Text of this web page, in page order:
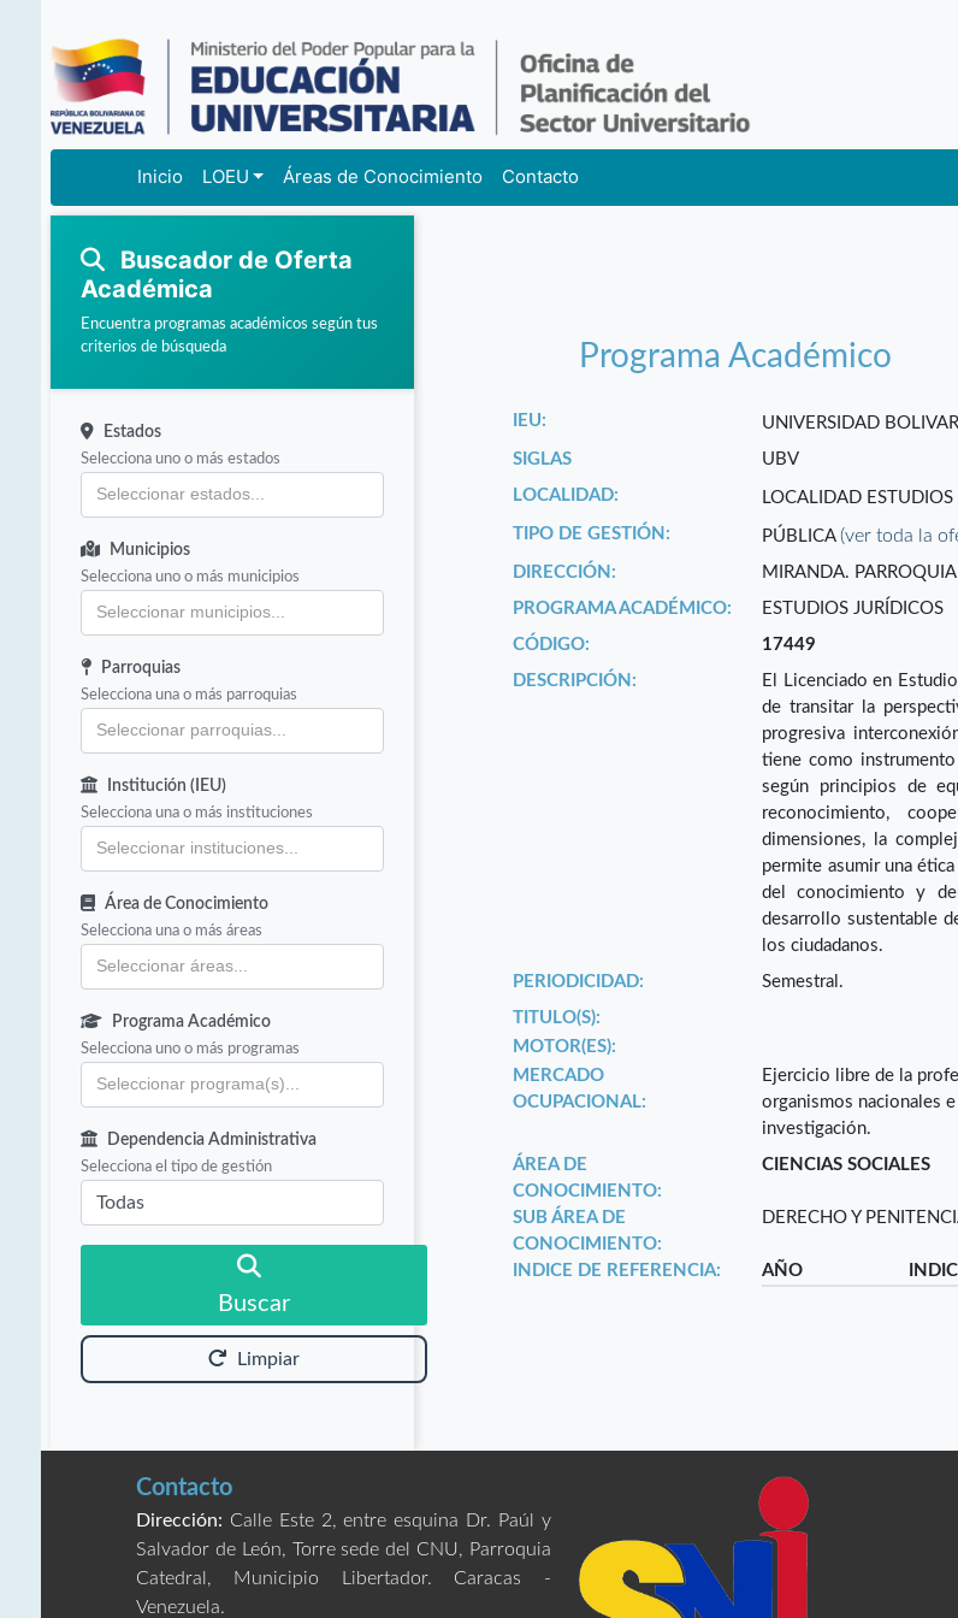
Inicio LOEU Áreas de Conocimiento Contacto
Buscador de Oferta
Académica
Encuentra programas académicos según tus
criterios de búsqueda
Estados
Selecciona uno o más estados
Municipios
Selecciona uno o más municipios
Parroquias
Selecciona una o más parroquias
Institución (IEU)
Selecciona una o más instituciones
Área de Conocimiento
Selecciona una o más áreas
Programa Académico
Selecciona uno o más programas
Dependencia Administrativa
Selecciona el tipo de gestión
Buscar
Limpiar
Programa Académico
IEU: UNIVERSIDAD
SIGLAS
UBV
LOCALIDAD:
LOCALIDAD
TIPO DE GESTIÓN: PÚBLICA(ver toda la
DIRECCIÓN:
MIRANDA.
PROGRAMA ACADÉMICO:
ESTUDIOS JURÍDICOS
CÓDIGO:
17449
DESCRIPCIÓN:
El Licenciado en
de transitar la
progresiva
tiene como
según principios de
reconocimiento,
dimensiones, la
permite asumir una
del conocimiento y
desarrollo sustentable
los ciudadanos.
PERIODICIDAD:
Semestral.
TITULO(S):
MOTOR(ES):
MERCADO
OCUPACIONAL:
Ejercicio libre de la
organismos nacionales
investigación.
ÁREA DE
CONOCIMIENTO:
CIENCIAS SOCIALES
SUB ÁREA DE
CONOCIMIENTO:
DERECHO Y
INDICE DE REFERENCIA: AÑO
Contacto
Dirección: Calle Este 2, entre esquina Dr. Paúl y
Salvador de León, Torre sede del CNU, Parroquia
Catedral, Municipio Libertador. Caracas -
Venezuela.